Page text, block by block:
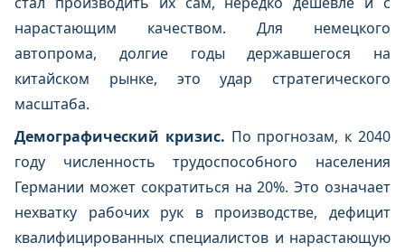
нарастающим качеством. Для немецкого
автопрома, долгие годы державшегося на
китайском рынке, это удар стратегического
масштаба.
Демографический кризис. По прогнозам, к 2040
году численность трудоспособного населения
Германии может сократиться на 20%. Это означает
нехватку рабочих рук в производстве, дефицит
квалифицированных специалистов и нарастающую